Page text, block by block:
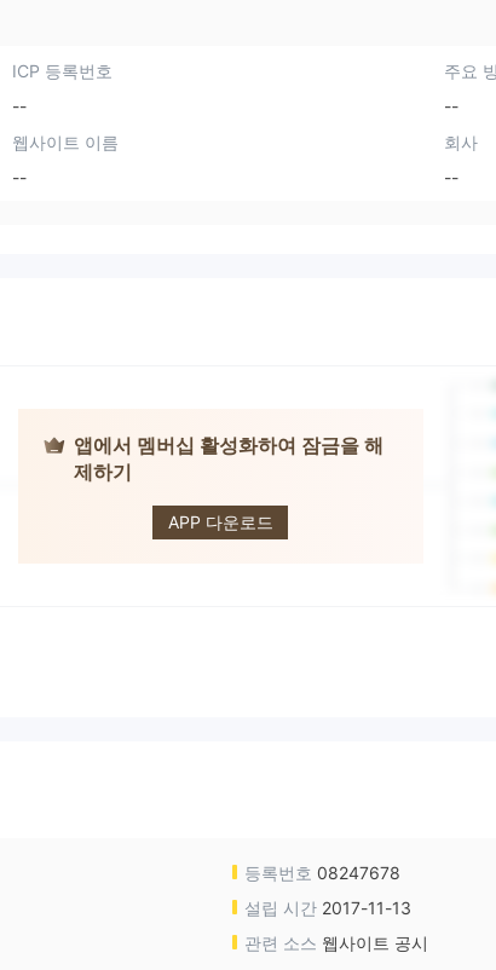
ICP 등록번호
--
주요
--
웹사이트 이름
--
회사
--
앱에서 멤버십 활성화하여 잠금을 해
제하기
APP 다운로드
등록번호 08247678
설립 시간 2017-11-13
관련 소스 웹사이트 공시